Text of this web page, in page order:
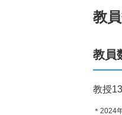
教
教員
教授
＊2024